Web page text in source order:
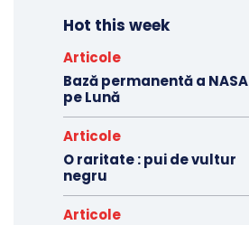
Hot this week
Articole
Bază permanentă a NASA
pe Lună
Articole
O raritate : pui de vultur
negru
Articole